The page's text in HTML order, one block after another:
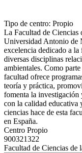
Tipo de centro: Propio
La Facultad de Ciencias
Universidad Antonio de
excelencia dedicado a
diversas disciplinas
ambientales. Como
facultad ofrece
teoría y práctica,
fomenta la investigación
con la calidad educativa
ciencias hace de esta
en España.
Centro Propio
900321322
Facultad de Ciencias de